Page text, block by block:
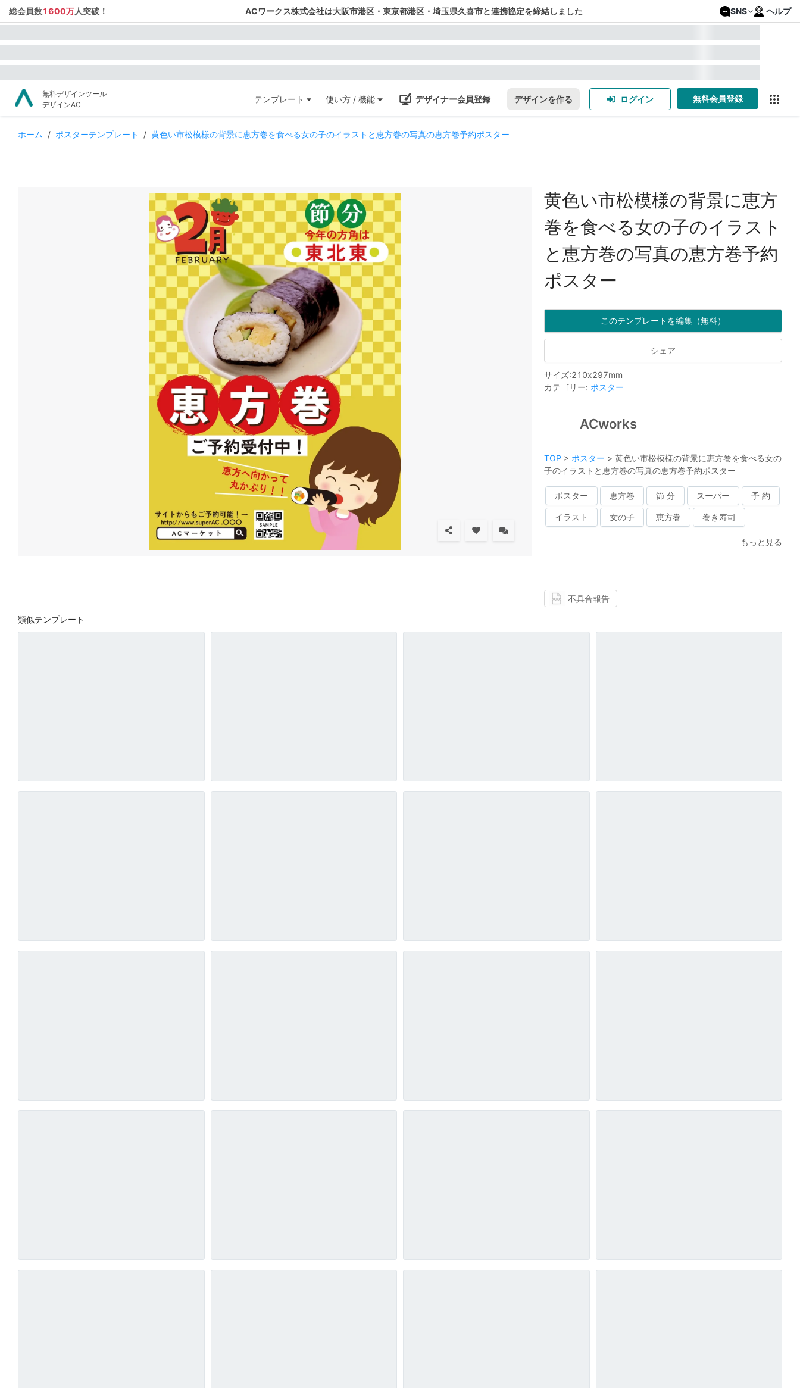
総会員数1600万人突破！ ACワークス株式会社は大阪市港区・東京都港区・埼玉県久喜市と連携協定を締結しました SNS ヘルプ
無料デザインツール
デザインAC
テンプレート 使い方 / 機能 デザイナー会員登録 デザインを作る ログイン 無料会員登録
ホーム / ポスターテンプレート / 黄色い市松模様の背景に恵方巻を食べる女の子のイラストと恵方巻の写真の恵方巻予約ポスター
黄色い市松模様の背景に恵方
巻を食べる女の子のイラスト
と恵方巻の写真の恵方巻予約
ポスター
このテンプレートを編集（無料）
シェア
サイズ:210x297mm
カテゴリー: ポスター
ACworks
TOP > ポスター > 黄色い市松模様の背景に恵方巻を食べる女の
子のイラストと恵方巻の写真の恵方巻予約ポスター
ポスター 恵方巻 節 分 スーパー 予 約
イラスト 女の子 恵方巻 巻き寿司
もっと見る
不具合報告
類似テンプレート